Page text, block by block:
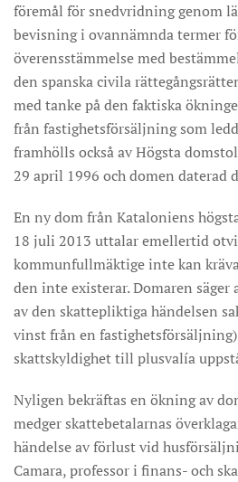
föremål för snedvridning genom
bevisning i ovannämnda termer
överensstämmelse med
den spanska civila
med tanke på den faktiska
från fastighetsförsäljning som
framhölls också av Högsta
29 april 1996 och domen daterad
En ny dom från Kataloniens
18 juli 2013 uttalar emellertid
kommunfullmäktige inte kan
den inte existerar. Domaren
av den skattepliktiga händelsen
vinst från en
skattskyldighet till plusvalía
Nyligen bekräftas en ökning av
medger skattebetalarnas
händelse av förlust vid
Camara, professor i finans- och